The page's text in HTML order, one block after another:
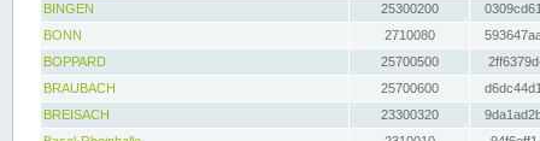
BINGEN
25300200
BONN
2710080
BOPPARD
25700500
BRAUBACH
25700600
BREISACH
23300320